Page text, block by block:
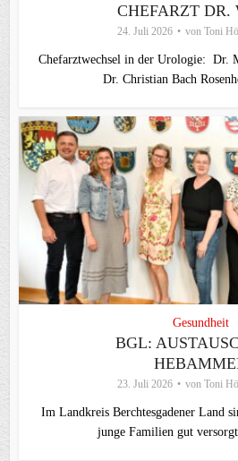
CHEFARZT DR.
24. Juli 2026 von Toni
Chefarztwechsel in der Urologie: Dr.
Dr. Christian Bach
Gesundheit
BGL:
23. Juli 2026 von Toni
Im Landkreis Berchtesgadener Land
junge Familien gut